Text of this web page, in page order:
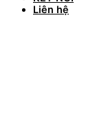
Liên hệ